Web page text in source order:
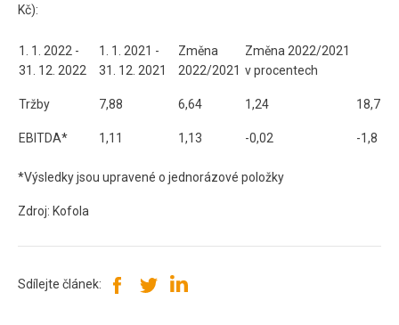
Kč):
1. 1. 2022 -
31. 12. 2022
1. 1. 2021 -
31. 12. 2021
Změna
2022/2021
Změna 2022/2021
v procentech
Tržby 7,88 6,64 1,24 18,7
EBITDA* 1,11 1,13 -0,02 -1,8
*Výsledky jsou upravené o jednorázové položky
Zdroj: Kofola
Sdílejte článek: